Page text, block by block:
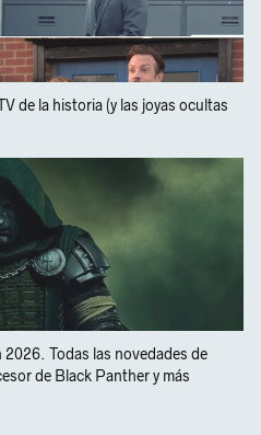
de la historia (y las joyas ocultas
Todas las novedades de
de Black Panther y más